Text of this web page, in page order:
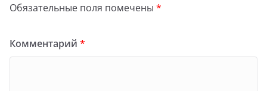
Обязательные поля помечены *
Комментарий *